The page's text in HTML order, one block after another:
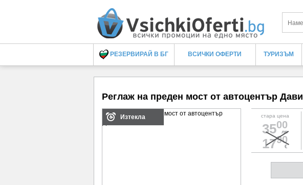
РЕЗЕРВИРАЙ В БГ ВСИЧКИ ОФЕРТИ ТУРИЗЪМ
Реглаж на преден мост от автоцентър
Изтекла стара цена
3500
лв
1790
€